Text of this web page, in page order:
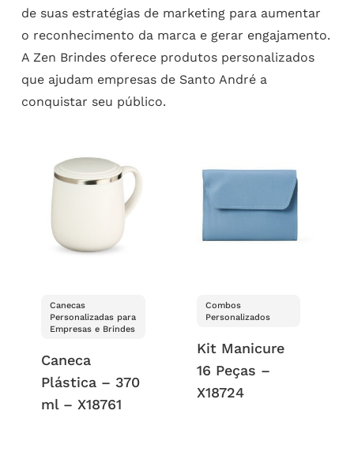
de suas estratégias de marketing para aumentar
o reconhecimento da marca e gerar engajamento.
A Zen Brindes oferece produtos personalizados
que ajudam empresas de Santo André a
conquistar seu público.
Canecas
Personalizadas para
Empresas e Brindes
Caneca
Plástica – 370
ml – X18761
Combos
Personalizados
Kit Manicure
16 Peças –
X18724